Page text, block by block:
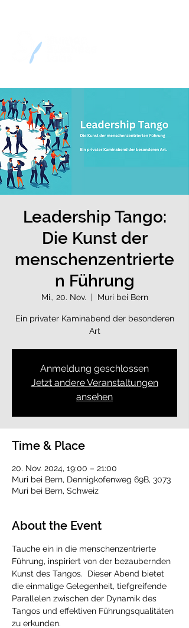
Leadership Tango:
Die Kunst der
menschenzentrierte
n Führung
Mi., 20. Nov.
  |
Muri bei Bern
Ein privater Kaminabend der besonderen
Art
Anmeldung geschlossen
Jetzt andere Veranstaltungen
ansehen
Time & Place
20. Nov. 2024, 19:00 – 21:00
Muri bei Bern, Dennigkofenweg 69B, 3073
Muri bei Bern, Schweiz
About the Event
Tauche ein in die menschenzentrierte
Führung, inspiriert von der bezaubernden
Kunst des Tangos.  Dieser Abend bietet
die einmalige Gelegenheit, tiefgreifende
Parallelen zwischen der Dynamik des
Tangos und effektiven Führungsqualitäten
zu erkunden.